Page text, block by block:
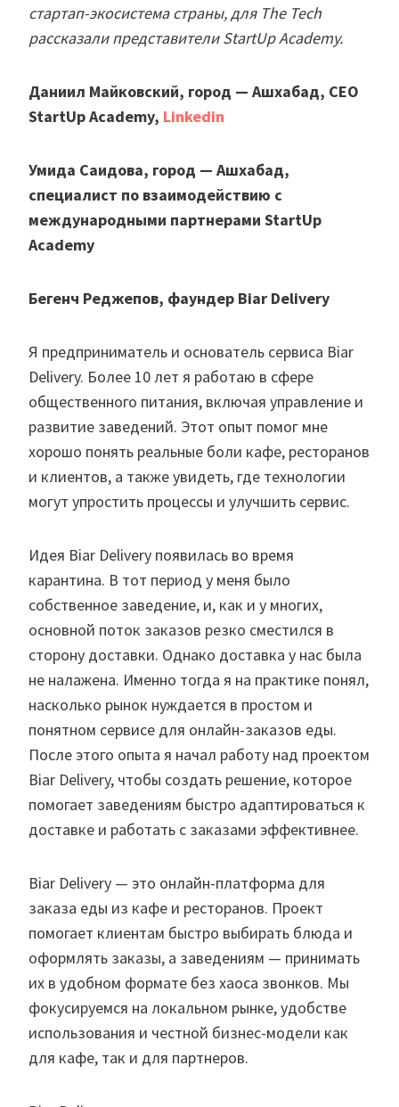
стартап-экосистема страны, для The Tech
рассказали представители StartUp Academy.
Даниил Майковский, город — Ашхабад, CEO
StartUp Academy, Linkedin
Умида Саидова, город — Ашхабад,
специалист по взаимодействию с
международными партнерами StartUp
Academy
Бегенч Реджепов, фаундер Biar Delivery
Я предприниматель и основатель сервиса Biar
Delivery. Более 10 лет я работаю в сфере
общественного питания, включая управление и
развитие заведений. Этот опыт помог мне
хорошо понять реальные боли кафе, ресторанов
и клиентов, а также увидеть, где технологии
могут упростить процессы и улучшить сервис.
Идея Biar Delivery появилась во время
карантина. В тот период у меня было
собственное заведение, и, как и у многих,
основной поток заказов резко сместился в
сторону доставки. Однако доставка у нас была
не налажена. Именно тогда я на практике понял,
насколько рынок нуждается в простом и
понятном сервисе для онлайн-заказов еды.
После этого опыта я начал работу над проектом
Biar Delivery, чтобы создать решение, которое
помогает заведениям быстро адаптироваться к
доставке и работать с заказами эффективнее.
Biar Delivery — это онлайн-платформа для
заказа еды из кафе и ресторанов. Проект
помогает клиентам быстро выбирать блюда и
оформлять заказы, а заведениям — принимать
их в удобном формате без хаоса звонков. Мы
фокусируемся на локальном рынке, удобстве
использования и честной бизнес-модели как
для кафе, так и для партнеров.